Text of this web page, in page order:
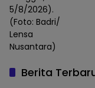
5/8/2026).
(Foto: Badri/
Lensa
Nusantara)
Berita